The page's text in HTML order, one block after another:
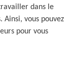
dans le
vous pouvez
pour vous